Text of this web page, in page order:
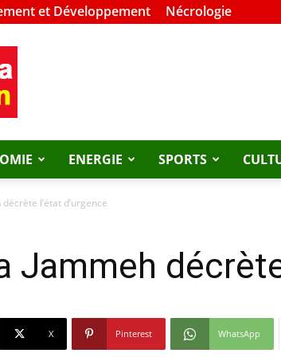
et Développement Nécrologie
ENERGIE SPORTS
l’état d’urgence
Jammeh
X Pinterest WhatsApp